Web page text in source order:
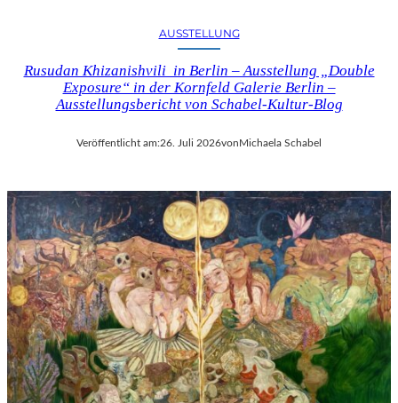
AUSSTELLUNG
Rusudan Khizanishvili in Berlin – Ausstellung „Double
Exposure“ in der Kornfeld Galerie Berlin –
Ausstellungsbericht von Schabel-Kultur-Blog
Veröffentlicht am:26. Juli 2026vonMichaela Schabel